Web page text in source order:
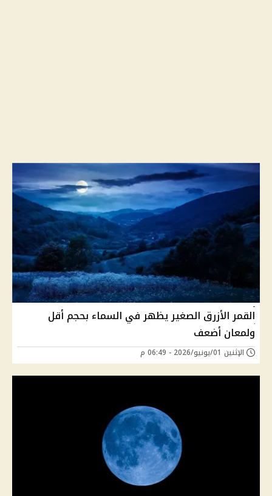
القمر الأزرق الصغير يظهر في السماء بحجم أقل
ولمعان أضعف
الإثنين 01/يونيو/2026 - 06:49 م